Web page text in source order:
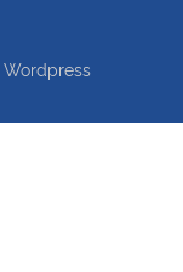
Wordpress